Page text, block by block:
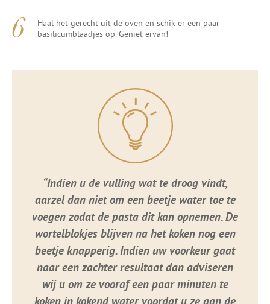
Haal het gerecht uit de oven en schik er een paar
basilicumblaadjes op. Geniet ervan!
“Indien u de vulling wat te droog vindt,
aarzel dan niet om een beetje water toe te
voegen zodat de pasta dit kan opnemen. De
wortelblokjes blijven na het koken nog een
beetje knapperig. Indien uw voorkeur gaat
naar een zachter resultaat dan adviseren
wij u om ze vooraf een paar minuten te